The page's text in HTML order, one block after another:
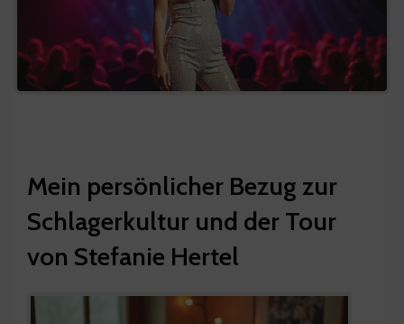
Mein persönlicher Bezug zur
Schlagerkultur und der Tour
von Stefanie Hertel